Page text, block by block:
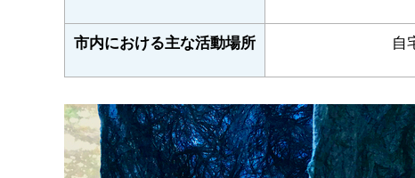
市内における主な活動場所 自